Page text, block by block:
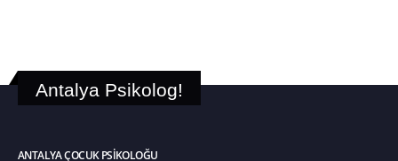
Antalya Psikolog!
ANTALYA ÇOCUK PSIKOLOĞU